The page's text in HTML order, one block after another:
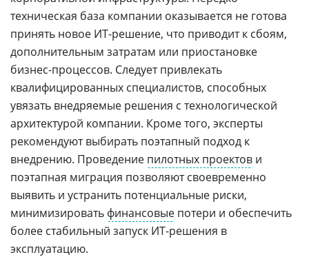
техническая база компании оказывается не готова
принять новое ИТ-решение, что приводит к сбоям,
дополнительным затратам или приостановке
бизнес-процессов. Следует привлекать
квалифицированных специалистов, способных
увязать внедряемые решения с технологической
архитектурой компании. Кроме того, эксперты
рекомендуют выбирать поэтапный подход к
внедрению. Проведение пилотных проектов и
поэтапная миграция позволяют своевременно
выявить и устранить потенциальные риски,
минимизировать финансовые потери и обеспечить
более стабильный запуск ИТ-решения в
эксплуатацию.